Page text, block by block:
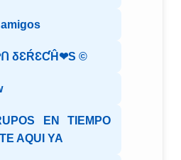
δƐŔƐƇĤ❤S ©️
EN TIEMPO
AQUI YA